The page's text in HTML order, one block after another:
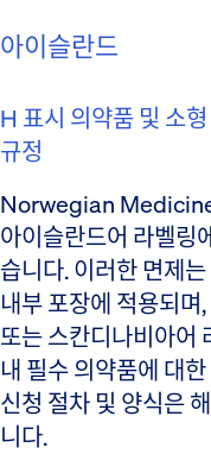
아이슬란드
H 표시 의약품 및 소
규정
Norwegian
아이슬란드어 라벨링
습니다. 이러한 면제
내부 포장에 적용되
또는 스칸디나비아어
내 필수 의약품에 대
신청 절차 및 양식은
니다.